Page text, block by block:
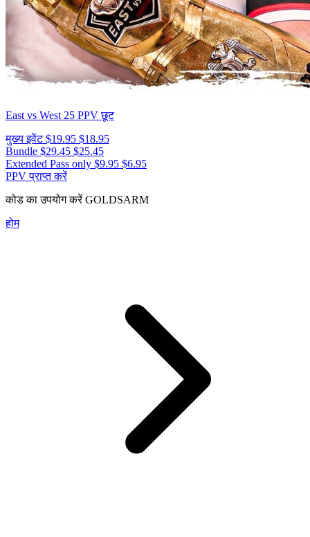
East vs West 25 PPV छूट
मुख्य इवेंट$19.95 $18.95
Bundle $29.45 $25.45
Extended Pass only $9.95 $6.95
PPV प्राप्त करें
कोड का उपयोग करेंGOLDSARM
होम